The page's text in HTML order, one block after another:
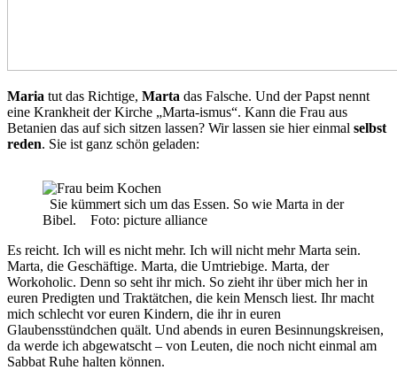
Maria tut das Richtige, Marta das Falsche. Und der Papst nennt
eine Krankheit der Kirche „Marta-ismus“. Kann die Frau aus
Betanien das auf sich sitzen lassen? Wir lassen sie hier einmal selbst
reden. Sie ist ganz schön geladen:
Sie kümmert sich um das Essen. So wie Marta in der
Bibel. Foto: picture alliance
Es reicht. Ich will es nicht mehr. Ich will nicht mehr Marta sein.
Marta, die Geschäftige. Marta, die Umtriebige. Marta, der
Workoholic. Denn so seht ihr mich. So zieht ihr über mich her in
euren Predigten und Traktätchen, die kein Mensch liest. Ihr macht
mich schlecht vor euren Kindern, die ihr in euren
Glaubensstündchen quält. Und abends in euren Besinnungskreisen,
da werde ich abgewatscht – von Leuten, die noch nicht einmal am
Sabbat Ruhe halten können.